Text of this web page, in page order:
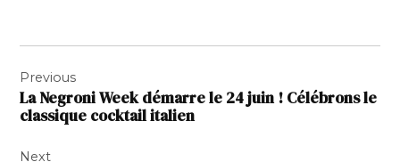
de
l’article
Previous
La Negroni Week démarre le 24 juin ! Célébrons le
classique cocktail italien
Next